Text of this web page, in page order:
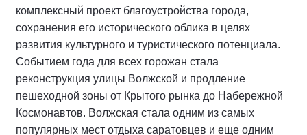
комплексный проект благоустройства города,
сохранения его исторического облика в целях
развития культурного и туристического потенциала.
Событием года для всех горожан стала
реконструкция улицы Волжской и продление
пешеходной зоны от Крытого рынка до Набережной
Космонавтов. Волжская стала одним из самых
популярных мест отдыха саратовцев и еще одним